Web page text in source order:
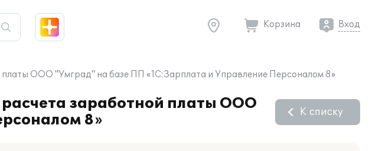
Корзина Вход
ООО "Умград" на базе ПП «1С:Зарплата и Управление Персоналом 8»
заработной платы ООО
8»
К списку